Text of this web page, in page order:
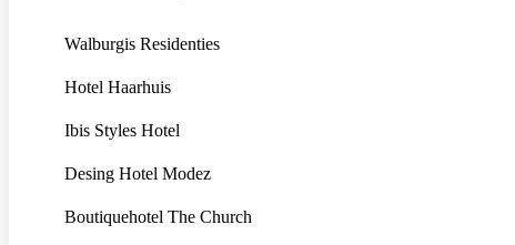
Walburgis Residenties
Hotel Haarhuis
Ibis Styles Hotel
Desing Hotel Modez
Boutiquehotel The Church